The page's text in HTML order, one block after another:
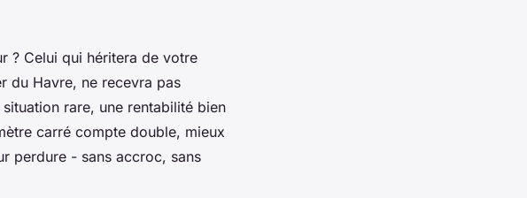
? Celui qui héritera de votre
du Havre, ne recevra pas
rare, une rentabilité bien
carré compte double, mieux
perdure - sans accroc, sans